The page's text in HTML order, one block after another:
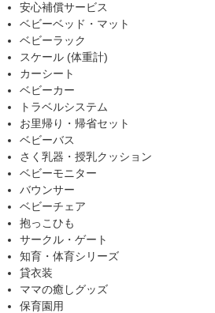
安心補償サービス
ベビーベッド・マット
ベビーラック
スケール (体重計)
カーシート
ベビーカー
トラベルシステム
お里帰り・帰省セット
ベビーバス
さく乳器・授乳クッション
ベビーモニター
バウンサー
ベビーチェア
抱っこひも
サークル・ゲート
知育・体育シリーズ
貸衣装
ママの癒しグッズ
保育園用